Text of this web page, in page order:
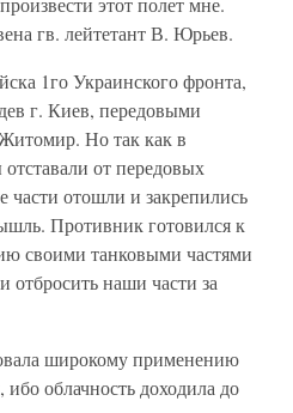
гв. лейтетант В. Юрьев.
1го Украинского фронта,
г. Киев, передовыми
Но так как в
от передовых
части отошли и закрепились
Противник готовился к
своими танковыми частями
отбросить наши части за
широкому применению
облачность доходила до